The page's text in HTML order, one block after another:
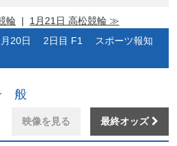
輪 | 1月21日 高松競輪 ≫
月20日 2日目 F1 スポーツ報知
般
映像を見る 最終オッズ